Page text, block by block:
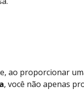
ao proporcionar
, você não apenas